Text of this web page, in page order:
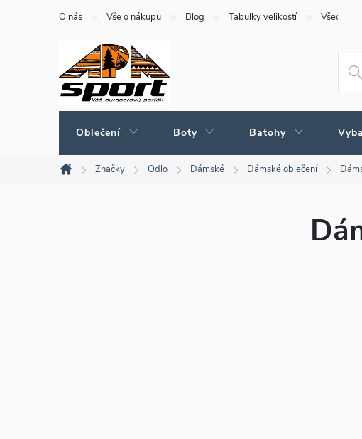
O nás Vše o nákupu Blog Tabulky velikostí
Oblečení Boty Batohy
Domů
Značky Odlo Dámské Dámské oblečení